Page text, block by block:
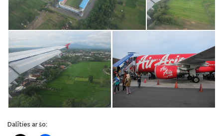
Dalīties ar šo: